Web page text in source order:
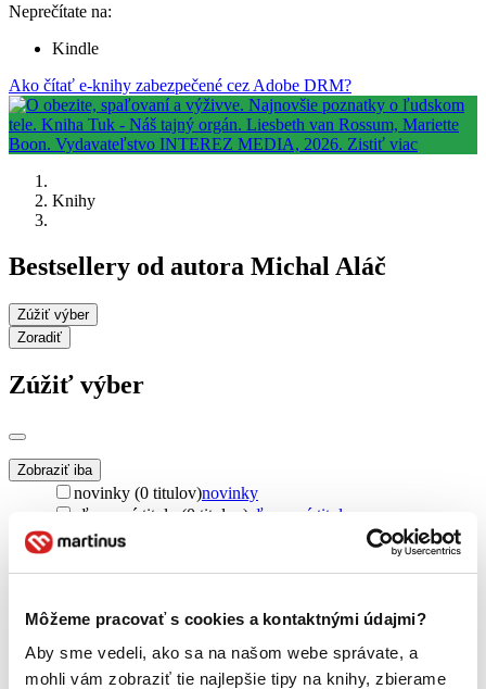
Môžeme pracovať s cookies a kontaktnými údajmi?
Aby sme vedeli, ako sa na našom webe správate, a
mohli vám zobraziť tie najlepšie tipy na knihy, zbierame
Neprečítate na:
Kindle
Ako čítať e-knihy zabezpečené cez Adobe DRM?
Knihy
Bestsellery od autora Michal Aláč
Zúžiť výber
Zoradiť
Zúžiť výber
Zobraziť iba
novinky (0 titulov)novinky
zľavnené tituly (0 titulov) zľavnené tituly
Dostupnosť
na centrálnom sklade (0 titulov)na centrálnom sklade
pripravujeme (0 titulov)pripravujeme
vypredaných)